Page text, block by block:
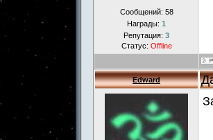
Сообщений: 58
Награды: 1
Репутация: 3
Статус: Offline
Edward